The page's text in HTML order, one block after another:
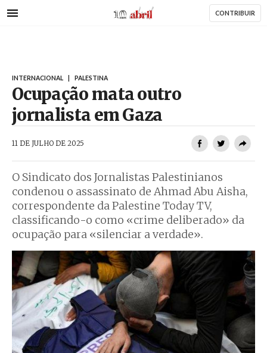
para
AbrilAbril CONTRIBUIR
INTERNACIONAL PALESTINA
Ocupação mata outro
jornalista em Gaza
11 DE JULHO DE 2025
O Sindicato dos Jornalistas Palestinianos
condenou o assassinato de Ahmad Abu Aisha,
correspondente da Palestine Today TV,
classificando-o como «crime deliberado» da
ocupação para «silenciar a verdade».